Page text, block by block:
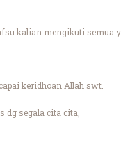
kalian mengikuti semua
keridhoan Allah swt.
dg segala cita cita,